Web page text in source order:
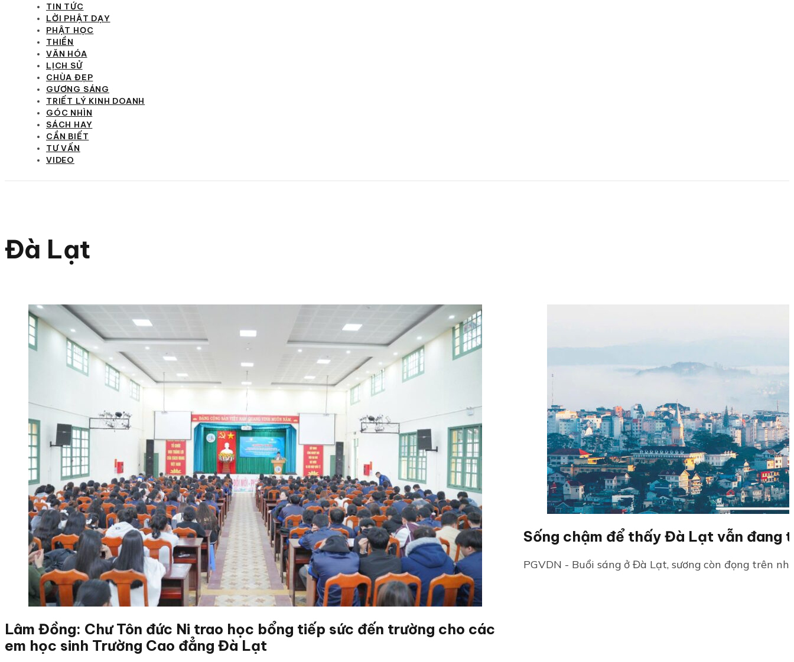
TIN TỨC
LỜI PHẬT DẠY
PHẬT HỌC
THIỀN
VĂN HÓA
LỊCH SỬ
CHÙA ĐẸP
GƯƠNG SÁNG
TRIẾT LÝ KINH DOANH
GÓC NHÌN
SÁCH HAY
CẦN BIẾT
TƯ VẤN
VIDEO
Đà Lạt
Lâm Đồng: Chư Tôn đức Ni trao học bổng tiếp sức đến trường cho các
em học sinh Trường Cao đẳng Đà Lạt
Sống chậm để thấy Đà Lạt vẫn đang
PGVDN - Buổi sáng ở Đà Lạt, sương còn đọng trên